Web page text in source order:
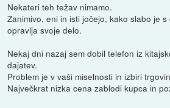
Nekateri teh težav nimamo.
Zanimivo, eni in isti jočejo, kako slabo je
opravlja svoje delo.
Nekaj dni nazaj sem dobil telefon iz
dajatev.
Problem je v vaši miselnosti in izbiri
Največkrat nizka cena zablodi kupca in